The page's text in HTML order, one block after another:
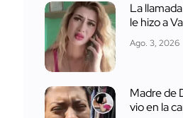
La
le hizo a
Ago. 3, 2026
Madre de
vio en la